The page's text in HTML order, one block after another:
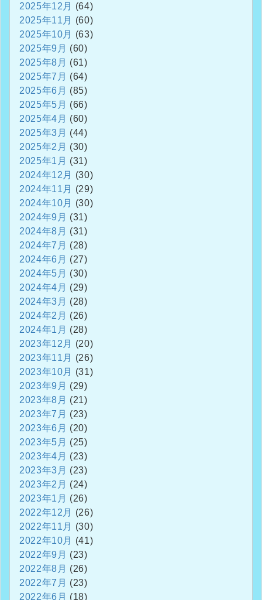
2025年12月
(64)
2025年11月
(60)
2025年10月
(63)
2025年9月 (60)
2025年8月 (61)
2025年7月 (64)
2025年6月 (85)
2025年5月 (66)
2025年4月 (60)
2025年3月 (44)
2025年2月 (30)
2025年1月 (31)
2024年12月
(30)
2024年11月
(29)
2024年10月
(30)
2024年9月 (31)
2024年8月 (31)
2024年7月 (28)
2024年6月 (27)
2024年5月 (30)
2024年4月 (29)
2024年3月 (28)
2024年2月 (26)
2024年1月 (28)
2023年12月
(20)
2023年11月
(26)
2023年10月
(31)
2023年9月 (29)
2023年8月 (21)
2023年7月 (23)
2023年6月 (20)
2023年5月 (25)
2023年4月 (23)
2023年3月 (23)
2023年2月 (24)
2023年1月 (26)
2022年12月
(26)
2022年11月
(30)
2022年10月
(41)
2022年9月 (23)
2022年8月 (26)
2022年7月 (23)
2022年6月 (18)